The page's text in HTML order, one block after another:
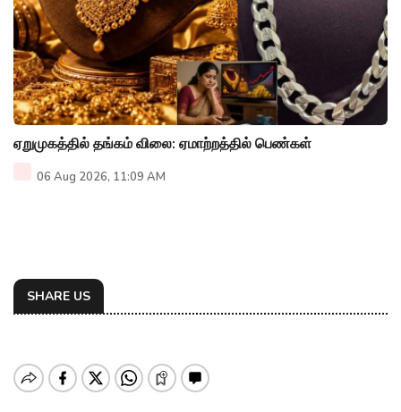
ஏறுமுகத்தில் தங்கம் விலை: ஏமாற்றத்தில் பெண்கள்
06 Aug 2026, 11:09 AM
SHARE US